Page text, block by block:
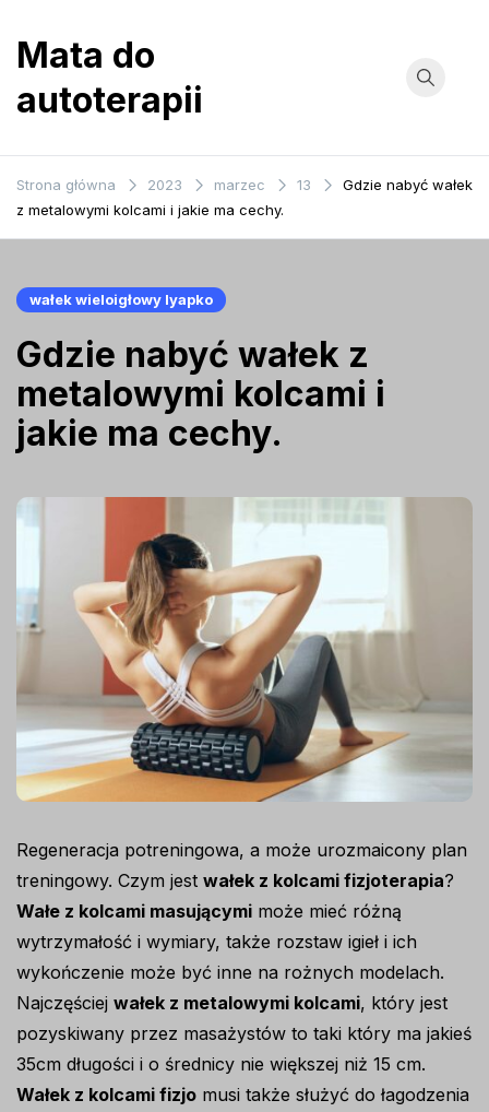
doMata do
autoterapii
Strona główna 2023 marzec 13
Gdzie nabyć wałek
z metalowymi kolcami i jakie ma cechy.
wałek wieloigłowy lyapko
Gdzie nabyć wałek z
metalowymi kolcami i
jakie ma cechy.
Regeneracja potreningowa, a może urozmaicony plan
treningowy. Czym jest wałek z kolcami fizjoterapia?
Wałe z kolcami masującymi może mieć różną
wytrzymałość i wymiary, także rozstaw igieł i ich
wykończenie może być inne na rożnych modelach.
Najczęściej wałek z metalowymi kolcami, który jest
pozyskiwany przez masażystów to taki który ma jakieś
35cm długości i o średnicy nie większej niż 15 cm.
Wałek z kolcami fizjo musi także służyć do łagodzenia